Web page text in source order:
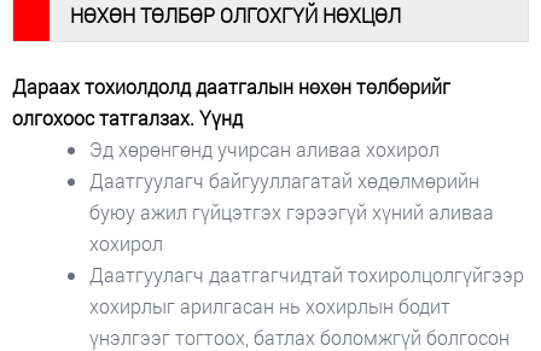
НӨХӨН ТӨЛБӨР ОЛГОХГҮЙ НӨХЦӨЛ
Дараах тохиолдолд даатгалын нөхөн төлбөрийг
олгохоос татгалзах. Үүнд
Эд хөрөнгөнд учирсан аливаа хохирол
Даатгуулагч байгууллагатай хөдөлмөрийн
буюу ажил гүйцэтгэх гэрээгүй хүний аливаа
хохирол
Даатгуулагч даатгагчидтай тохиролцолгүйгээр
хохирлыг арилгасан нь хохирлын бодит
үнэлгээг тогтоох, батлах боломжгүй болгосон